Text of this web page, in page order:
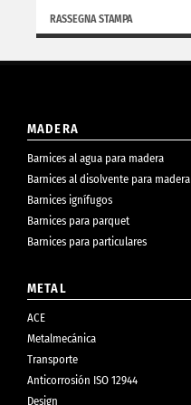
RASSEGNA STAMPA
MADERA
Barnices al agua para madera
Barnices al disolvente para madera
Barnices ignífugos
Barnices para parquet
Barnices para particulares
METAL
ACE
Metalmecánica
Transporte
Anticorrosión ISO 12944
Design